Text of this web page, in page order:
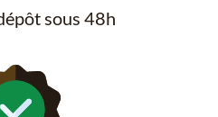
sous 48h